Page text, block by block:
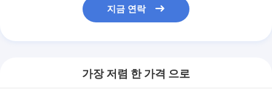
지금 연락
가장 저렴 한 가격 으로